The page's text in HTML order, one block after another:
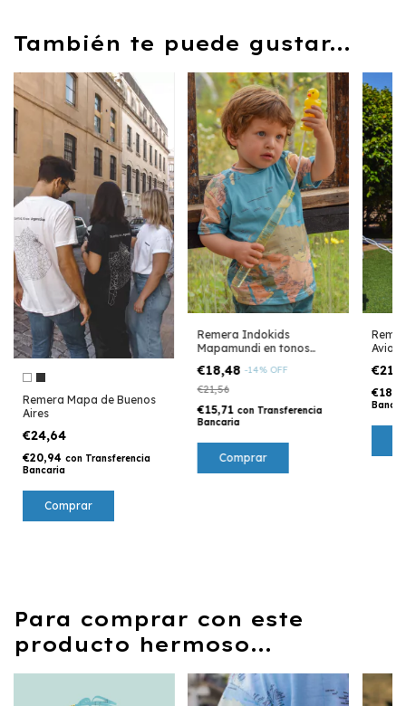
También te puede gustar...
Remera Mapa de Buenos
Aires
€24,64
€20,94 con Transferencia
Bancaria
Comprar
Remera Indokids
Mapamundi en tonos
€18,48 -14% OFF
€21,56
€15,71 con Transferencia
Bancaria
Comprar
Para comprar con este
producto hermoso...